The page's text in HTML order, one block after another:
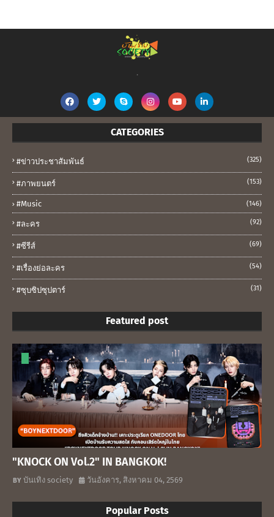
.
CATEGORIES
#ข่าวประชาสัมพันธ์ (325)
#ภาพยนตร์ (153)
#music (146)
#ละคร (92)
#ซีรีส์ (69)
#เรื่องย่อละคร (54)
#ซุบซิปซุปตาร์ (31)
Featured post
"KNOCK ON Vol.2" IN BANGKOK!
บันเทิง society วันอังคาร, สิงหาคม 04, 2569
Popular Posts